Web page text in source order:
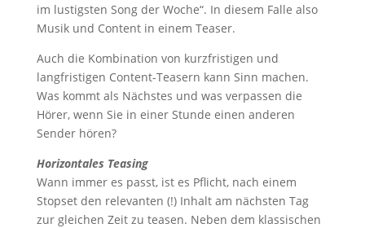
im lustigsten Song der Woche“. In diesem Falle also
Musik und Content in einem Teaser.
Auch die Kombination von kurzfristigen und
langfristigen Content-Teasern kann Sinn machen.
Was kommt als Nächstes und was verpassen die
Hörer, wenn Sie in einer Stunde einen anderen
Sender hören?
Horizontales Teasing
Wann immer es passt, ist es Pflicht, nach einem
Stopset den relevanten (!) Inhalt am nächsten Tag
zur gleichen Zeit zu teasen. Neben dem klassischen